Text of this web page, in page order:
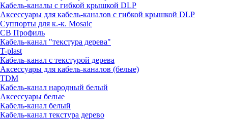
Кабель-каналы с гибкой крышкой DLP
Аксессуары для кабель-каналов с гибкой крышкой DLP
Суппорты для к.-к. Mosaic
СВ Профиль
Кабель-канал "текстура дерева"
T-plast
Кабель-канал с текстурой дерева
Аксессуары для кабель-каналов (белые)
TDM
Кабель-канал народный белый
Аксессуары белые
Кабель-канал белый
Кабель-канал текстура дерево